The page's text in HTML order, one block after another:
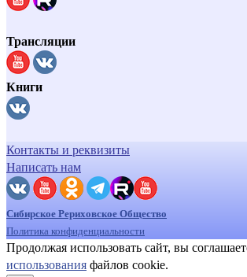
Трансляции
Книги
Контакты и реквизиты
Написать нам
Сибирское Рериховское Общество
Политика конфиденциальности
Продолжая использовать сайт, вы
использования файлов cookie.